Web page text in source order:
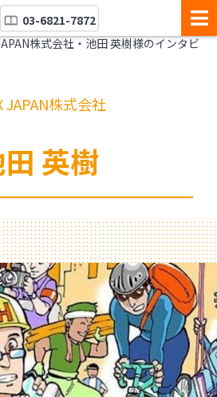
03-6821-7872
株式会社・池田 英樹様のインタビ
JAPAN株式会社
英樹